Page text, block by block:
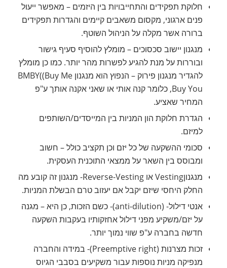
חלוקת תפקידים והתחייבויות בין היזמים – מאפשר ייעול
פנים ארגוני, מקסום משאבים קיימים והגדרות תפקידים
ברורה אשר מקלה על הניהול השוטף.
מנגנון יישוב סכסוכים – מומלץ להוסיף סעיף גישור
ובוררות על מנת להגיע לפשרות מהר יותר. כמו כן מומלץ
להגדיר מנגנון פירוק – הנפוץ הוא מנגנון BMBY((Buy Me
Buy You, כלומר קנה אותי או שאני אקנה אותך ע"פ
המחיר שאציע.
הגדרת חלוקת הון המניות בין המייסדים/השותפים
למיזם.
סכומי ההשקעה של כל יזם וכן תקציב כולל – חשוב
ומבוסס בין השאר על ממצאי התוכנית העסקית.
מנגנוןVesting או Reverse-Vesting- מנגנון זה קובע מה
החלק היחסי שיזם יקבל אם יעזוב טרם הבשלת המניות.
אנטי דילול- (anti-dilution)- כשם הזכות, כן היא – מגנה
על יזם/משקיע מפני דילול אחזקותיו בעקבות השקעה
חדשה בחברה ע"פ שווי נמוך יותר.
זכות מצרנות (Preemptive right)- במידה והחברה
מנפיקה מניות נוספות עבור משקיעים בסבבי הגיוס